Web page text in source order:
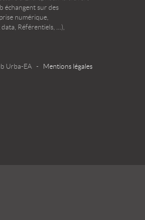
échangent sur des
numérique,
Référentiels, …),
Urba-EA - Mentions légales